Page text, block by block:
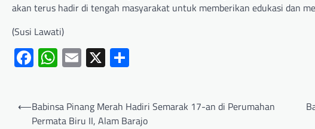
akan terus hadir di tengah masyarakat untuk memberikan edukasi dan
(Susi Lawati)
Facebook
WhatsApp
Email
X
⟵Babinsa Pinang Merah Hadiri Semarak 17-an di Perumahan
Permata Biru II, Alam Barajo